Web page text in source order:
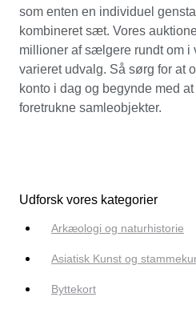
som enten en individuel
kombineret sæt. Vores
millioner af sælgere rundt om i
varieret udvalg. Så sørg for at
konto i dag og begynde med
foretrukne samleobjekter.
Udforsk vores kategorier
Arkæologi og naturhistorie
Asiatisk Kunst og
Byttekort